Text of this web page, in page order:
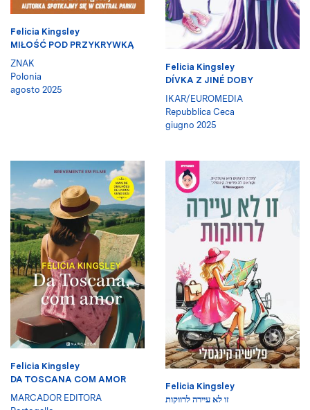
Felicia Kingsley
MIŁOŚĆ POD PRZYKRYWKĄ
ZNAK
Polonia
agosto 2025
Felicia Kingsley
DÍVKA Z JINÉ DOBY
IKAR/EUROMEDIA
Repubblica Ceca
giugno 2025
Felicia Kingsley
DA TOSCANA COM AMOR
MARCADOR EDITORA
Felicia Kingsley
זו לא עיירה לרווקות